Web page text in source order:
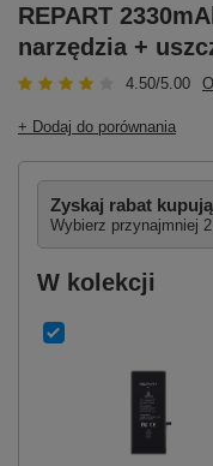
REPART
narzędzia +
4.50/5.00
+ Dodaj do porównania
Zyskaj rabat
Wybierz przynajmniej
W kolekcji